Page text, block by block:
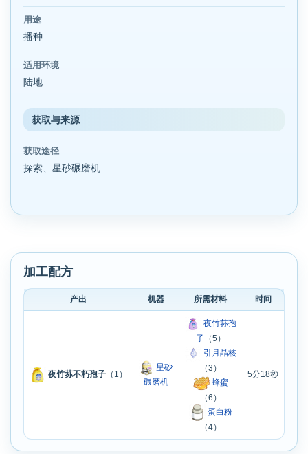
用途
播种
适用环境
陆地
获取与来源
获取途径
探索、星砂碾磨机
加工配方
产出 机器 所需材料 时间
夜竹荪不朽孢子 （1）
星砂
碾磨机
夜竹荪孢
子（5）
引月晶核
（3）
蜂蜜
（6）
蛋白粉
（4）
5分18秒